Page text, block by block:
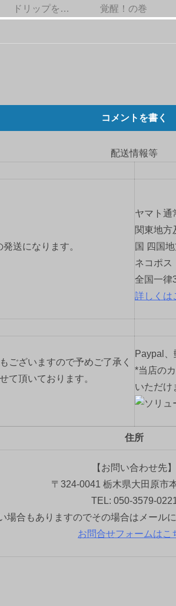
ドリップを…
覚醒！の巻
コメントを書く
配送情報等
送になります。
ヤマト通
関東地方
国 四国
ネコポス
全国一律
詳しくは
ございますので予めご了承く
て頂いております。
Paypal、
*当店の
いただけ
住所
【お問い合わせ先】
〒324-0041 栃木県大田原市
TEL: 050-3579-
場合もありますのでその場合はメール
お問合せフォームはこ